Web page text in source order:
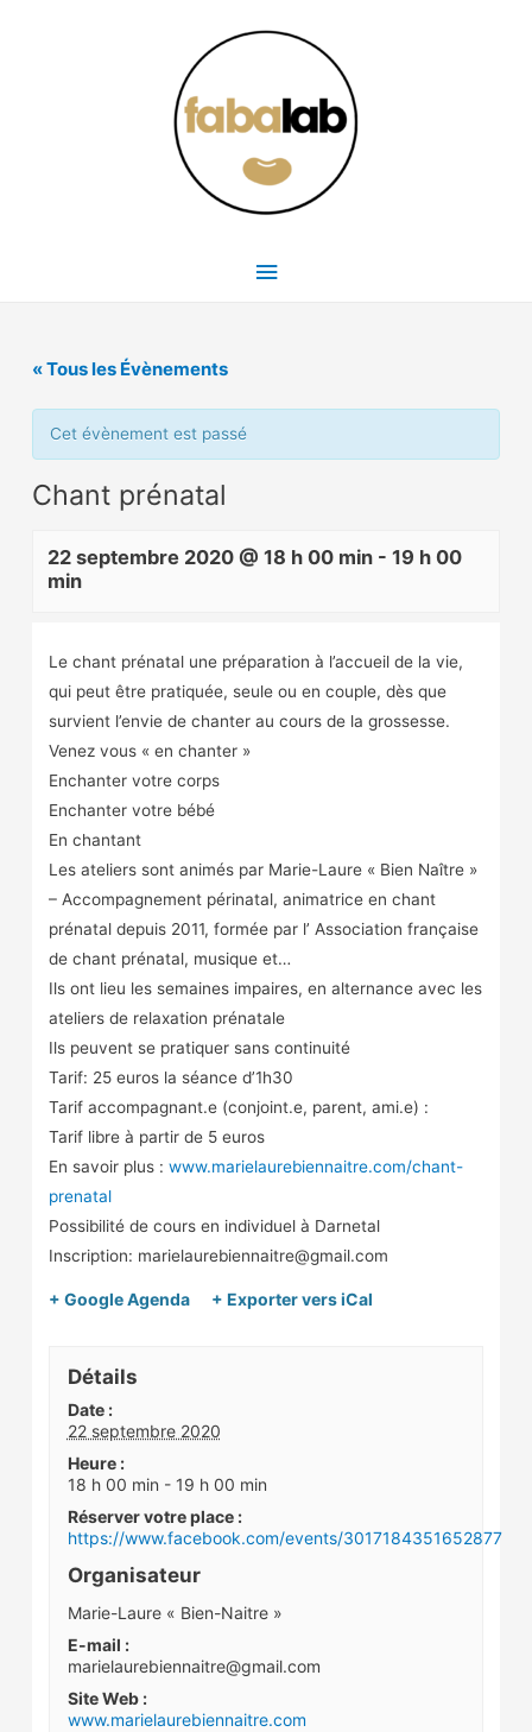
Menu
« Tous les Évènements
Cet évènement est passé
Chant prénatal
22 septembre 2020 @ 18 h 00 min -19 h 00
min
Le chant prénatal une préparation à l’accueil de la vie,
qui peut être pratiquée, seule ou en couple, dès que
survient l’envie de chanter au cours de la grossesse.
Venez vous « en chanter »
Enchanter votre corps
Enchanter votre bébé
En chantant
Les ateliers sont animés par Marie-Laure « Bien Naître »
– Accompagnement périnatal, animatrice en chant
prénatal depuis 2011, formée par l’ Association française
de chant prénatal, musique et…
Ils ont lieu les semaines impaires, en alternance avec les
ateliers de relaxation prénatale
Ils peuvent se pratiquer sans continuité
Tarif: 25 euros la séance d’1h30
Tarif accompagnant.e (conjoint.e, parent, ami.e) :
Tarif libre à partir de 5 euros
En savoir plus :www.marielaurebiennaitre.com/chant-
prenatal
Possibilité de cours en individuel à Darnetal
Inscription: marielaurebiennaitre@gmail.com
+ Google Agenda + Exporter vers iCal
Détails
Date :
22 septembre 2020
Heure :
18 h 00 min - 19 h 00 min
https://www.facebook.com/events/3017184351652877
Organisateur
Marie-Laure « Bien-Naitre »
E-mail :
marielaurebiennaitre@gmail.com
Site Web :
www.marielaurebiennaitre.com